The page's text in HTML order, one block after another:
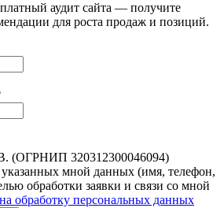
аудит сайта — получите
для роста продаж и позиций.
(ОГРНИП 320312300046094)
указанных мной данных (имя, телефон,
обработки заявки и связи со мной
обработку персональных данных